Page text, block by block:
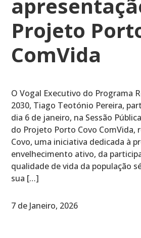
Projeto
ComVida
O Vogal Executivo do Programa
2030, Tiago Teotónio Pereira,
dia 6 de janeiro, na Sessão
do Projeto Porto Covo ComVida,
Covo, uma iniciativa dedicada à
envelhecimento ativo, da
qualidade de vida da população
sua […]
7 de Janeiro, 2026